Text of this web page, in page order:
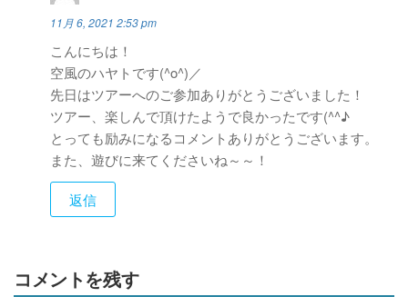
11月 6, 2021 2:53 pm
こんにちは！
空風のハヤトです(^o^)／
先日はツアーへのご参加ありがとうございました！
ツアー、楽しんで頂けたようで良かったです(^^♪
とっても励みになるコメントありがとうございます。
また、遊びに来てくださいね～～！
返信
コメントを残す